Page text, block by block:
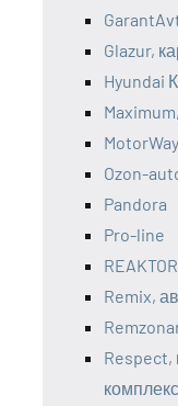
Glazur,
Hyundai
MotorWay
Ozon-
Pandora
Pro-line
Remix,
Respect,
комплекс